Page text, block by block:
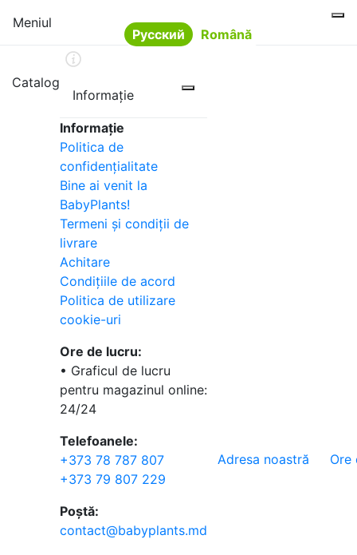
Meniul
Limba
Русский Română
Catalog
Informație
Informație
Politica de
confidențialitate
Bine ai venit la
BabyPlants!
Termeni și condiții de
livrare
Achitare
Condițiile de acord
Politica de utilizare
cookie-uri
Ore de lucru:
• Graficul de lucru
pentru magazinul online:
24/24
Telefoanele:
+373 78 787 807
+373 79 807 229
Poștă:
contact@babyplants.md
Adresa noastră Ore